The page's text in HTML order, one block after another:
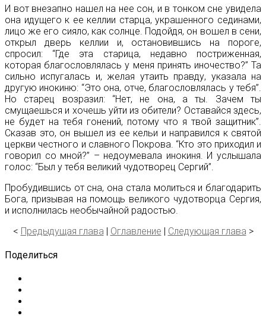
И вот внезапно нашел на нее сон, и в тонком сне увидела
она идущего к ее келлии старца, украшенного сединами,
лицо же его сияло, как солнце. Подойдя, он вошел в сени,
открыл дверь келлии и, остановившись на пороге,
спросил: “Где эта старица, недавно постриженная,
которая благословлялась у меня принять иночество?” Та
сильно испугалась и, желая утаить правду, указала на
другую инокиню: “Это она, отче, благословлялась у тебя”.
Но старец возразил: “Нет, не она, а ты. Зачем ты
смущаешься и хочешь уйти из обители? Оставайся здесь,
не будет на тебя гонений, потому что я твой защитник”.
Сказав это, он вышел из ее кельи и направился к святой
церкви честного и славного Покрова. “Кто это приходил и
говорил со мной?” – недоумевала инокиня. И услышала
голос: “Был у тебя великий чудотворец Сергий”.
Пробудившись от сна, она стала молиться и благодарить
Бога, призывая на помощь великого чудотворца Сергия,
и исполнилась необычайной радостью.
< Предыдущая глава | Оглавление | Следующая глава >
Поделиться